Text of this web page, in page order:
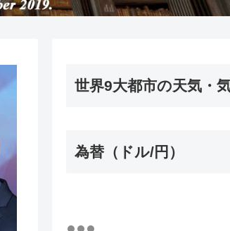
世界9大都市の天気・
為替（ドル/円）